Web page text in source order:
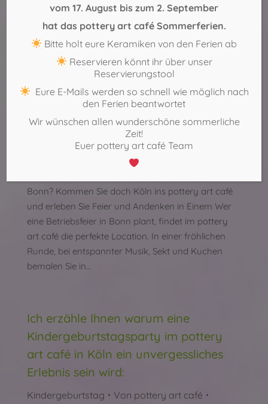
einen…
Sie suchen etwas Gemütliches, das
zusammenschweißt für Ihre der
Betriebsfeier in Bonn?
Betriebsfeier Vonpottery art café
25. März 2017
Sie suchen etwas Gemütliches, das
Bonn? Kommen Sie doch Köln ins pottery art café
und erleben Sie Feier und Andenken in Einem Wer
eine Betriebsfeier in Bonn plant, findet im pottery
art café die perfekte Location. In einer fröhlichen
Runde, bei entspannter Musik, Sekt und Kuchen
bemalen Sie in…
Ich erzähle Ihnen warum eine
Kindergeburtstagsparty im pottery
art café in Köln ein unvergessliches
Erlebnis sein wird:
Kindergeburtstag Von pottery art café
vom 17. August bis zum 2. September
hat das pottery art café Sommerferien.
Bitte holt eure Keramiken von den Ferien ab
Reservieren könnt ihr über unser
Reservierungstool
Eure E-Mails werden so schnell wie möglich nach
den Ferien beantwortet
Wir wünschen allen wunderschöne sommerliche
Zeit!
Euer pottery art café Team